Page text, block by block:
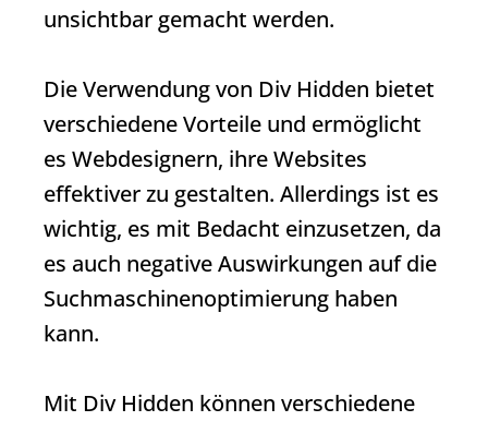
unsichtbar gemacht werden.
Die Verwendung von Div Hidden bietet
verschiedene Vorteile und ermöglicht
es Webdesignern, ihre Websites
effektiver zu gestalten. Allerdings ist es
wichtig, es mit Bedacht einzusetzen, da
es auch negative Auswirkungen auf die
Suchmaschinenoptimierung haben
kann.
Mit Div Hidden können verschiedene